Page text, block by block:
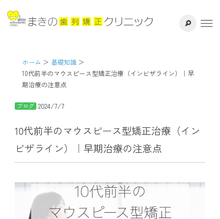
千葉県八千
医院紹介
ドクター紹介
治療の流れ
リスク・副作用
サイト内検索
ホーム
基礎知識
10代前半のマウスピース型矯正治療（インビザライン）｜早
期治療の注意点
ブログ 2024/7/7
10代前半のマウスピース型矯正治療（イン
ビザライン）｜早期治療の注意点